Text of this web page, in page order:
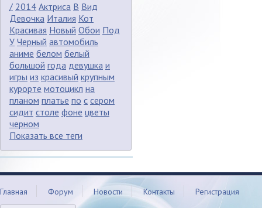
/ 2014 Актриса В Вид
Девочка Италия Кот
Красивая Новый Обои Под
У Черный автомобиль
аниме белом белый
большой года девушка и
игры из красивый крупным
курорте мотоцикл на
планом платье по с сером
сидит столе фоне цветы
черном
Показать все теги
Главная Форум Новости Контакты Регистрация